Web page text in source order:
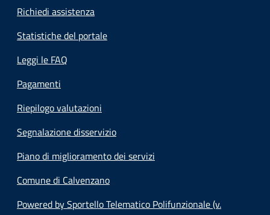
Richiedi assistenza
Statistiche del portale
Leggi le FAQ
Pagamenti
Riepilogo valutazioni
Segnalazione disservizio
Piano di miglioramento dei servizi
Comune di Calvenzano
Powered by Sportello Telematico Polifunzionale (v.